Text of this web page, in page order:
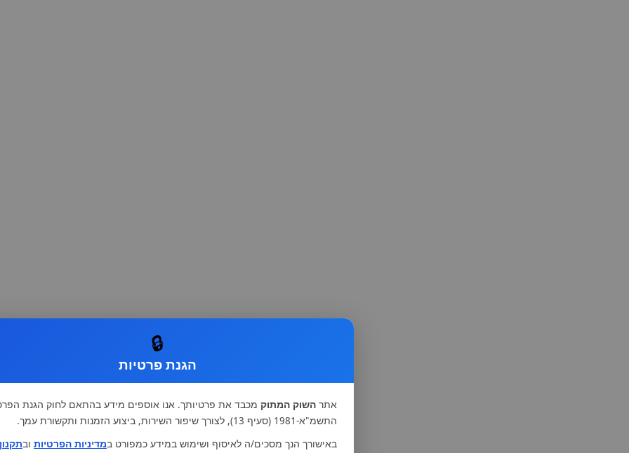
🔒
הגנת פרטיות
אתר השוק המתוק מכבד את פרטיותך. אנו אוספים מידע בהתאם לחוק הגנת
התשמ"א-1981 (סעיף 13), לצורך שיפור השירות, ביצוע הזמנות ותקשורת עמך.
באישורך הנך מסכים/ה לאיסוף ושימוש במידע כמפורט במדיניות הפרטיות ובתקנון